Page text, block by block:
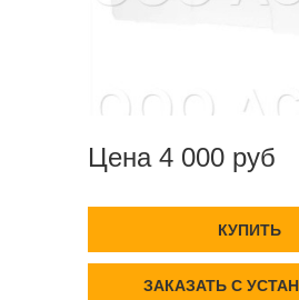
Цена 4 000 руб
КУПИТЬ
ЗАКАЗАТЬ С